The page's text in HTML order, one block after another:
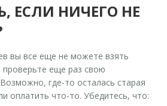
ЕСЛИ НИЧЕГО НЕ
вы все еще не можете взять
проверьте еще раз свою
где-то осталась старая
оплатить что-то. Убедитесь, что: